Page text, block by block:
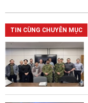
TIN CÙNG CHUYÊN MỤC